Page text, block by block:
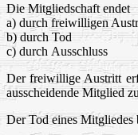
Die Mitgliedschaft endet
a) durch freiwilligen
b) durch Tod
c) durch Ausschluss
Der freiwillige Austritt
ausscheidende Mitglied
Der Tod eines Mitgliedes